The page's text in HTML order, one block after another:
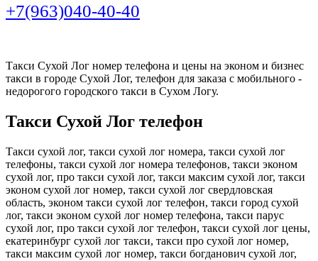
+7(963)040-40-40
Такси Сухой Лог номер телефона и цены на эконом и бизнес
такси в городе Сухой Лог, телефон для заказа с мобильного -
недорогого городского такси в Сухом Логу.
Такси Сухой Лог телефон
Такси сухой лог, такси сухой лог номера, такси сухой лог
телефоны, такси сухой лог номера телефонов, такси эконом
сухой лог, про такси сухой лог, такси максим сухой лог, такси
эконом сухой лог номер, такси сухой лог свердловская
область, эконом такси сухой лог телефон, такси город сухой
лог, такси эконом сухой лог номер телефона, такси парус
сухой лог, про такси сухой лог телефон, такси сухой лог цены,
екатеринбург сухой лог такси, такси про сухой лог номер,
такси максим сухой лог номер, такси богданович сухой лог,